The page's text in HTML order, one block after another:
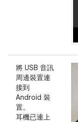
將 USB 音訊
周邊裝置連
接到
Android 裝
置。
耳機已連上